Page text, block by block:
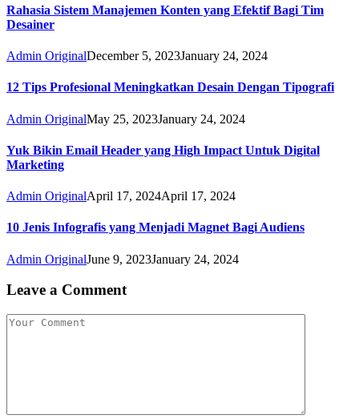
Rahasia Sistem Manajemen Konten yang Efektif Bagi Tim
Desainer
Admin OriginalDecember 5, 2023January 24, 2024
12 Tips Profesional Meningkatkan Desain Dengan Tipografi
Admin OriginalMay 25, 2023January 24, 2024
Yuk Bikin Email Header yang High Impact Untuk Digital
Marketing
Admin OriginalApril 17, 2024April 17, 2024
10 Jenis Infografis yang Menjadi Magnet Bagi Audiens
Admin OriginalJune 9, 2023January 24, 2024
Leave a Comment